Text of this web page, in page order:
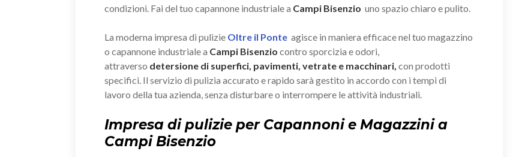
condizioni. Fai del tuo capannone industriale a Campi Bisenzio uno spazio chiaro e pulito.
La moderna impresa di pulizie Oltre il Ponte agisce in maniera efficace nel tuo magazzino
o capannone industriale a Campi Bisenzio contro sporcizia e odori,
attraverso detersione di superfici, pavimenti, vetrate e macchinari, con prodotti
specifici. Il servizio di pulizia accurato e rapido sarà gestito in accordo con i tempi di
lavoro della tua azienda, senza disturbare o interrompere le attività industriali.
Impresa di pulizie per Capannoni e Magazzini a
Campi Bisenzio